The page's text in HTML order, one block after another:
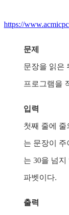
https://
문제
문장을 읽은
프로그램을
입력
첫째 줄에 줄
는 문장이
는 30을 넘
파벳이다.
출력